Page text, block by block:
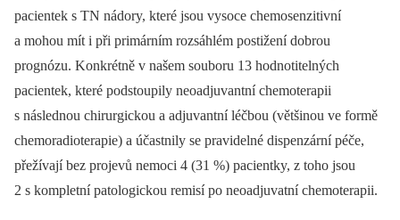
pacientek s TN nádory, které jsou vysoce chemosenzitivní
a mohou mít i při primárním rozsáhlém postižení dobrou
prognózu. Konkrétně v našem souboru 13 hodnotitelných
pacientek, které podstoupily neoadjuvantní chemoterapii
s následnou chirurgickou a adjuvantní léčbou (většinou ve formě
chemoradioterapie) a účastnily se pravidelné dispenzární péče,
přežívají bez projevů nemoci 4 (31 %) pacientky, z toho jsou
2 s kompletní patologickou remisí po neoadjuvatní chemoterapii.